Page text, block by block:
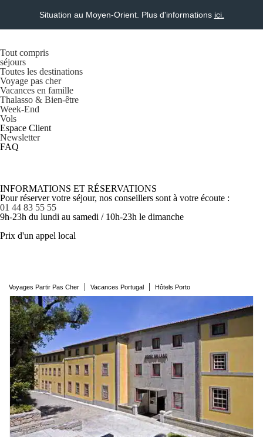
Situation au Moyen-Orient. Plus d'informations ici.
Tout compris
séjours
Toutes les destinations
Voyage pas cher
Vacances en famille
Thalasso & Bien-être
Week-End
Vols
Espace Client
Newsletter
FAQ
INFORMATIONS ET RÉSERVATIONS
Pour réserver votre séjour, nos conseillers sont à votre écoute :
01 44 83 55 55
9h-23h du lundi au samedi / 10h-23h le dimanche
Prix d'un appel local
Voyages Partir Pas Cher | Vacances Portugal | Hôtels Porto